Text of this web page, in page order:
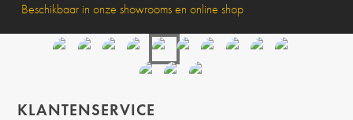
Beschikbaar in onze showrooms en online shop
KLANTENSERVICE